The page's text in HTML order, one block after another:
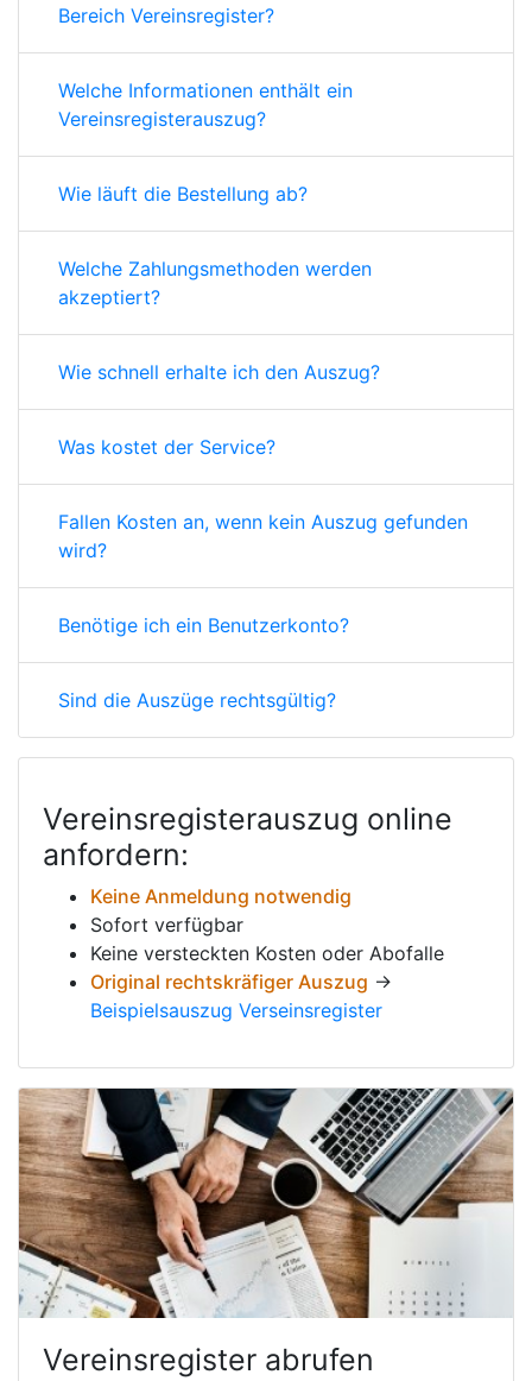
Bereich Vereinsregister?
Welche Informationen enthält ein
Vereinsregisterauszug?
Wie läuft die Bestellung ab?
Welche Zahlungsmethoden werden
akzeptiert?
Wie schnell erhalte ich den Auszug?
Was kostet der Service?
Fallen Kosten an, wenn kein Auszug gefunden
wird?
Benötige ich ein Benutzerkonto?
Sind die Auszüge rechtsgültig?
Vereinsregisterauszug online
anfordern:
Keine Anmeldung notwendig
Sofort verfügbar
Keine versteckten Kosten oder Abofalle
Original rechtskräfiger Auszug →
Beispielsauszug Verseinsregister
Vereinsregister abrufen